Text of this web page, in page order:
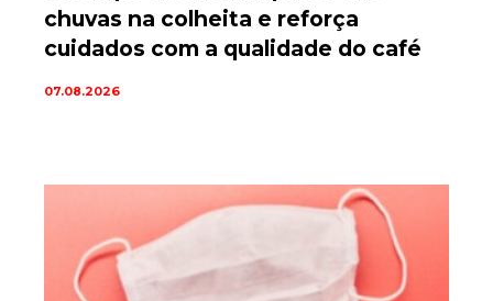
chuvas na colheita e reforça
cuidados com a qualidade do café
07.08.2026